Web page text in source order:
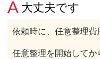
大丈夫です
依頼時に、任意整理費
任意整理を開始してか